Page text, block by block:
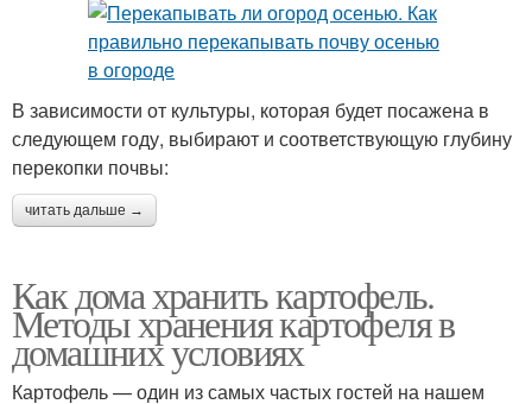
В зависимости от культуры, которая будет посажена в
следующем году, выбирают и соответствующую глубину
перекопки почвы:
читать дальше →
Как дома хранить картофель.
Методы хранения картофеля в
домашних условиях
Картофель — один из самых частых гостей на нашем